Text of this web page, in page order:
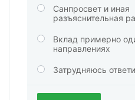
Санпросвет и иная
разъяснительная
Вклад примерно
направлениях
Затрудняюсь